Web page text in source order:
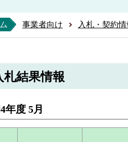
事業者向け 入札・契約
札結果情報
年度 5月